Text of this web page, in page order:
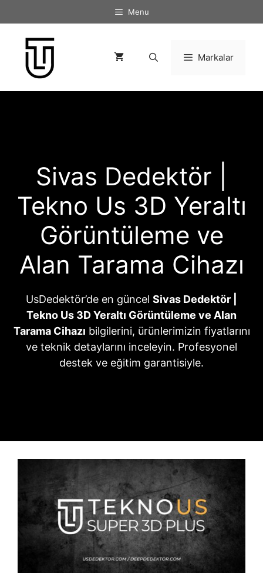
atla
Menu
Markalar
Sivas Dedektör |
Tekno Us 3D Yeraltı
Görüntüleme ve
Alan Tarama Cihazı
UsDedektör’de en güncel Sivas Dedektör |
Tekno Us 3D Yeraltı Görüntüleme ve Alan
Tarama Cihazı bilgilerini, ürünlerimizin fiyatlarını
ve teknik detaylarını inceleyin. Profesyonel
destek ve eğitim garantisiyle.